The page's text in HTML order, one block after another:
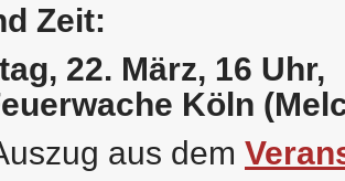
Zeit:
22. März, 16 Uhr,
Köln
aus dem